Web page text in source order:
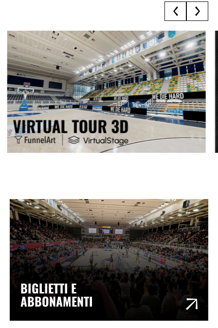
BIGLIETTI E
ABBONAMENTI